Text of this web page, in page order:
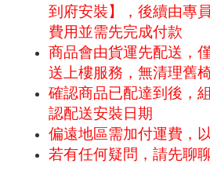
到府安裝】，後續由專
費用並需先完成付款
商品會由貨運先配送，
送上樓服務，無清理舊
確認商品已配達到後，
認配送安裝日期
偏遠地區需加付運費，
若有任何疑問，請先聊